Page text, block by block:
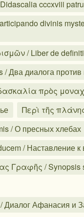
cccxviii
divinis
/ Liber de
Два диалога против
πρὸς
Περὶ τῆς
/ О пресных хлебах
/ Наставление к
Γραφῆς / Synopsis
Афанасия и